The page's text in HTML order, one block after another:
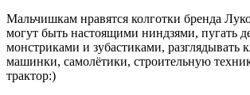
Мальчишкам нравятся колготки бренда
могут быть настоящими ниндзями, пугать
монстриками и зубастиками, разглядывать
машинки, самолётики, строительную
трактор:)